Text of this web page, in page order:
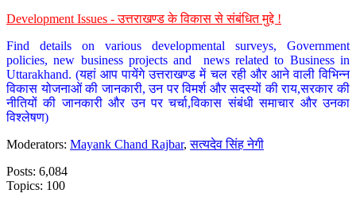
Development Issues - उत्तराखण्ड के विकास से संबंधित मुद्दे !
Find details on various developmental surveys, Government
policies, new business projects and news related to Business in
Uttarakhand. (यहां आप पायेंगे उत्तराखण्ड में चल रही और आने वाली विभिन्न
विकास योजनाओं की जानकारी, उन पर विमर्श और सदस्यों की राय,सरकार की
नीतियों की जानकारी और उन पर चर्चा,विकास संबंधी समाचार और उनका
विश्लेषण)
Moderators: Mayank Chand Rajbar,सत्यदेव सिंह नेगी
Posts: 6,084
Topics: 100